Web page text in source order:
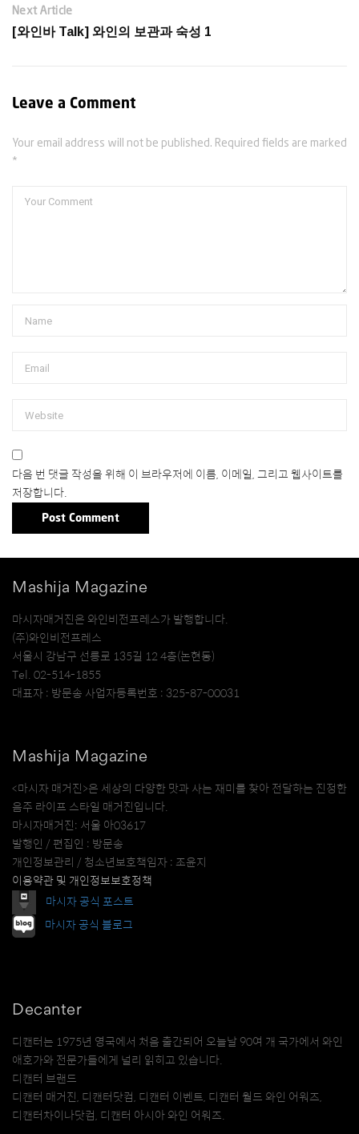
Next Article
[와인바 Talk] 와인의 보관과 숙성 1
Leave a Comment
Your email address will not be published. Required fields are marked
*
다음 번 댓글 작성을 위해 이 브라우저에 이름, 이메일, 그리고 웹사이트를
저장합니다.
Mashija Magazine
마시자매거진은 와인비전프레스가 발행합니다.
(주)와인비전프레스
서울시 강남구 선릉로 135길 12 4층(논현동)
Tel. 02-514-1855
대표자 : 방문송 사업자등록번호 : 325-87-00031
Mashija Magazine
<마시자 매거진>은 세상의 다양한 맛과 사는 재미를 찾아 전달하는 진정한
음주 라이프 스타일 매거진입니다.
마시자매거진: 서울 아03617
발행인 / 편집인 : 방문송
개인정보관리 / 청소년보호책임자 : 조윤지
이용약관 및 개인정보보호정책
마시자 공식 포스트
마시자 공식 블로그
Decanter
디캔터는 1975년 영국에서 처음 출간되어 오늘날 90여 개 국가에서 와인
애호가와 전문가들에게 널리 읽히고 있습니다.
디캔터 브랜드
디캔터 매거진, 디캔터닷컴, 디캔터 이벤트, 디캔터 월드 와인 어워즈,
디캔터차이나닷컴, 디캔터 아시아 와인 어워즈.